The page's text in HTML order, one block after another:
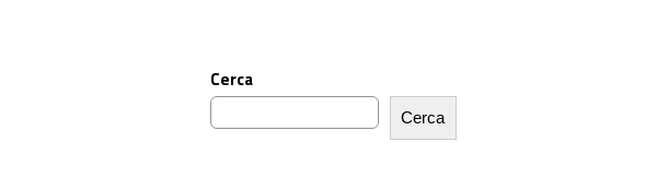
Cerca
Cerca